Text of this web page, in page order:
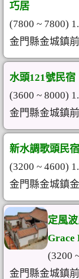
巧居
(7800 ~ 7800)
金門縣金城鎮
水頭121號民宿
(3600 ~ 8000)
金門縣金城鎮
新水調歌頭民宿
(3200 ~ 4600)
金門縣金城鎮
定風
Grace
(3200
金門縣金城鎮